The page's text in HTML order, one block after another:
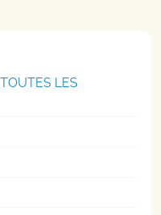
LES